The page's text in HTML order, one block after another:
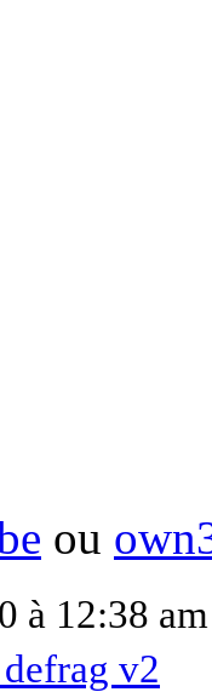
ou
à 12:38
v2